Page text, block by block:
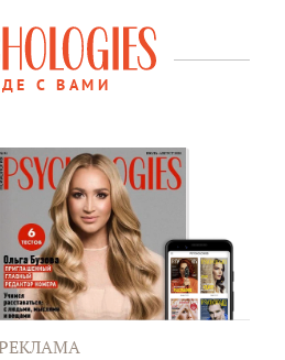
С ВАМИ